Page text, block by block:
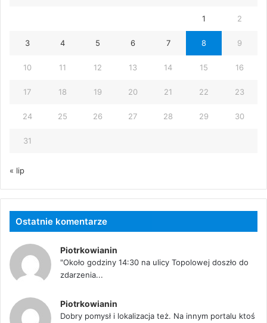
1 2
3 4 5 6 7 8 9
10 11 12 13 14 15 16
17 18 19 20 21 22 23
24 25 26 27 28 29 30
31
« lip
Ostatnie komentarze
Piotrkowianin
"Około godziny 14:30 na ulicy Topolowej doszło do
zdarzenia...
Piotrkowianin
Dobry pomysł i lokalizacja też. Na innym portalu ktoś